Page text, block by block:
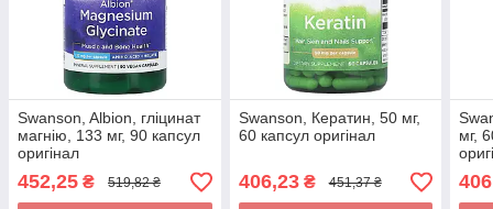
Swanson, Albion, гліцинат
магнію, 133 мг, 90 капсул
оригінал
452,25 ₴ 519,82 ₴
Swanson, Кератин, 50 мг,
60 капсул оригінал
406,23₴ 451,37 ₴
мг,